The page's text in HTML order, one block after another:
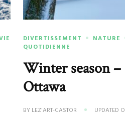
DIVERTISSEMENT NATURE
QUOTIDIENNE
Winter season –
Ottawa
BY LEZ'ART-CASTOR UPDATED